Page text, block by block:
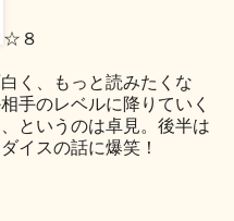
☆８
く、もっと読みたくな
手のレベルに降りていく
というのは卓見。後半は
イスの話に爆笑！